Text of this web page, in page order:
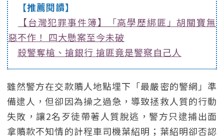
【推薦閱讀】
【台灣犯罪事件簿】「高學歷綁匪」胡關寶無
惡不作！ 四大懸案至今未破
殺警奪槍、搶銀行 搶匪竟是警察自己人
雖然警方在交款贖人地點埋下「最嚴密的警網」準
備逮人，但卻因為操之過急，導致拯救人質的行動
失敗，讓2名歹徒帶著人質脫逃，警方只逮捕出面
拿贖款不知情的計程車司機葉紹明；葉紹明卻否認